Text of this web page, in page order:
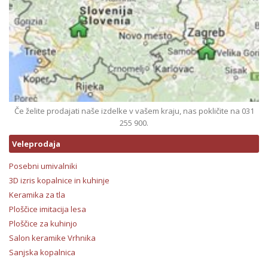
Če želite prodajati naše izdelke v vašem kraju, nas pokličite na 031
255 900.
Veleprodaja
Posebni umivalniki
3D izris kopalnice in kuhinje
Keramika za tla
Ploščice imitacija lesa
Ploščice za kuhinjo
Salon keramike Vrhnika
Sanjska kopalnica